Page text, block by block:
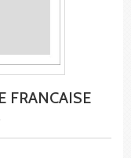
FRANCAISE